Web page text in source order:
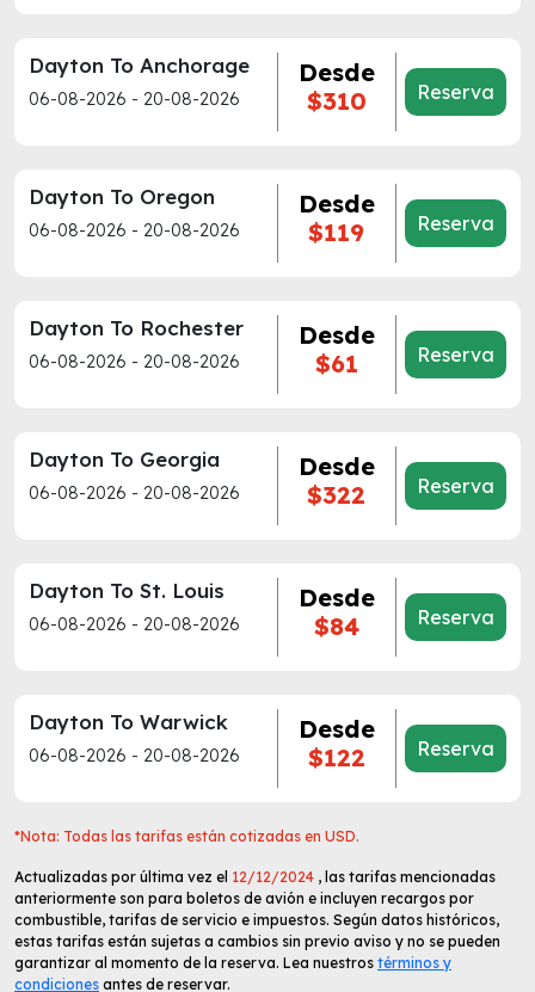
Dayton To Anchorage
06-08-2026 - 20-08-2026
Desde
$310
Reserva
Dayton To Oregon
06-08-2026 - 20-08-2026
Desde
$119
Reserva
Dayton To Rochester
06-08-2026 - 20-08-2026
Desde
$61
Reserva
Dayton To Georgia
06-08-2026 - 20-08-2026
Desde
$322
Reserva
Dayton To St. Louis
06-08-2026 - 20-08-2026
Desde
$84
Reserva
Dayton To Warwick
06-08-2026 - 20-08-2026
Desde
$122
Reserva
*Nota: Todas las tarifas están cotizadas en USD.
Actualizadas por última vez el 12/12/2024 , las tarifas mencionadas
anteriormente son para boletos de avión e incluyen recargos por
combustible, tarifas de servicio e impuestos. Según datos históricos,
estas tarifas están sujetas a cambios sin previo aviso y no se pueden
garantizar al momento de la reserva. Lea nuestros términos y
condiciones antes de reservar.